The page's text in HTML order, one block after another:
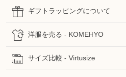
ギフトラッピングについて
洋服を売る - KOMEHYO
サイズ比較 - Virtusize